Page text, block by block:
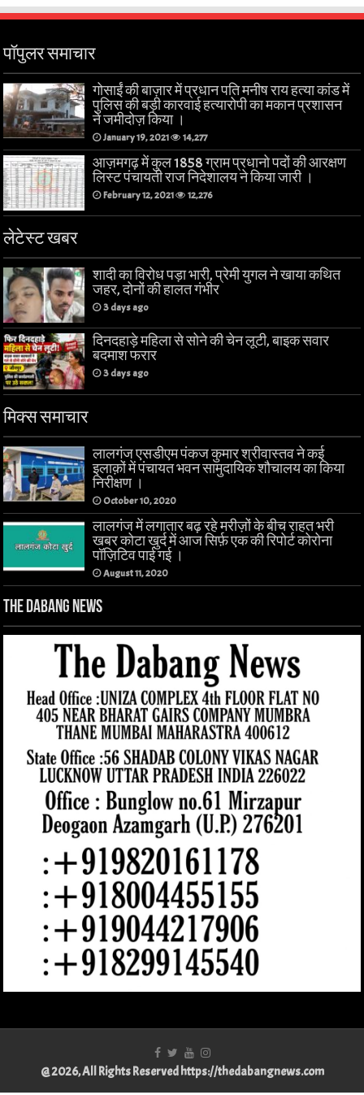
पॉपुलर समाचार
गोसाईं की बाज़ार में प्रधान पति मनीष राय हत्या कांड में
पुलिस की बड़ी कारवाई हत्यारोपी का मकान प्रशासन
ने जमीदोज़ किया ।
January 19, 2021 14,277
आज़मगढ़ में कुल 1858 ग्राम प्रधानो पदों की आरक्षण
लिस्ट पंचायती राज निदेशालय ने किया जारी ।
February 12, 2021 12,276
लेटेस्ट खबर
शादी का विरोध पड़ा भारी, प्रेमी युगल ने खाया कथित
जहर, दोनों की हालत गंभीर
3 days ago
दिनदहाड़े महिला से सोने की चेन लूटी, बाइक सवार
बदमाश फरार
3 days ago
मिक्स समाचार
लालगंज एसडीएम पंकज कुमार श्रीवास्तव ने कई
इलाक़ों में पंचायत भवन सामुदायिक शौचालय का किया
निरीक्षण ।
October 10, 2020
लालगंज में लगातार बढ़ रहे मरीज़ों के बीच राहत भरी
खबर कोटा खुर्द में आज सिर्फ़ एक की रिपोर्ट कोरोना
पॉज़िटिव पाई गई ।
August 11, 2020
The Dabang News
@ 2026, All Rights Reserved https://thedabangnews.com